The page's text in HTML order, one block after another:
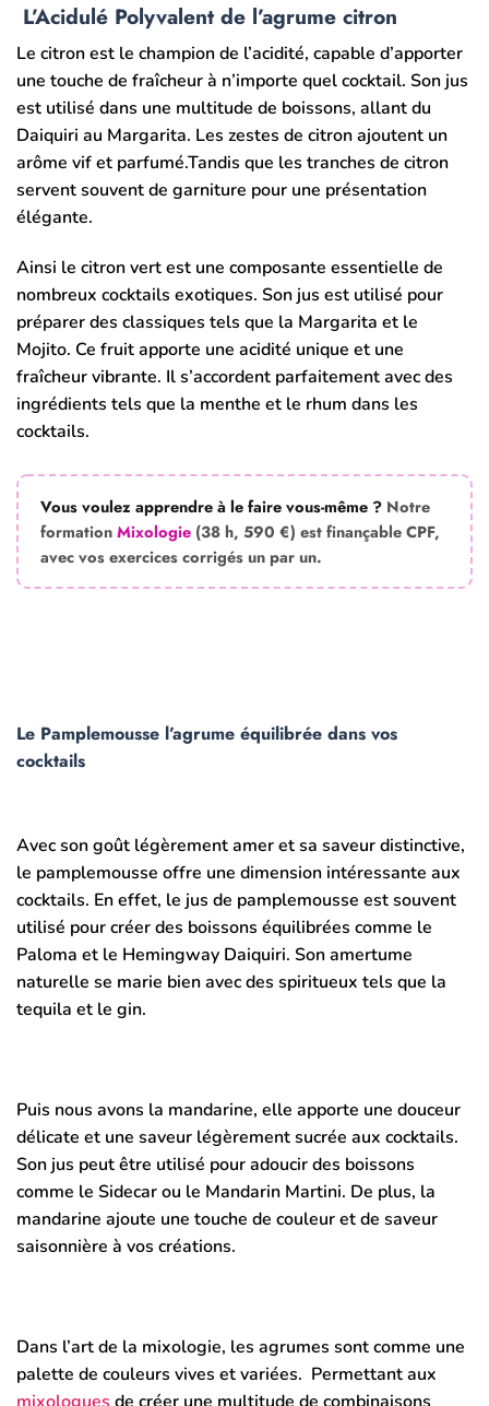
L’Acidulé Polyvalent de l’agrume citron
Le citron est le champion de l’acidité, capable d’apporter
une touche de fraîcheur à n’importe quel cocktail. Son jus
est utilisé dans une multitude de boissons, allant du
Daiquiri au Margarita. Les zestes de citron ajoutent un
arôme vif et parfumé.Tandis que les tranches de citron
servent souvent de garniture pour une présentation
élégante.
Ainsi le citron vert est une composante essentielle de
nombreux cocktails exotiques. Son jus est utilisé pour
préparer des classiques tels que la Margarita et le
Mojito. Ce fruit apporte une acidité unique et une
fraîcheur vibrante. Il s’accordent parfaitement avec des
ingrédients tels que la menthe et le rhum dans les
cocktails.
Vous voulez apprendre à le faire vous-même ? Notre
formationMixologie (38 h, 590 €) est finançable CPF,
avec vos exercices corrigés un par un.
Le Pamplemousse l’agrume équilibrée dans vos
cocktails
Avec son goût légèrement amer et sa saveur distinctive,
le pamplemousse offre une dimension intéressante aux
cocktails. En effet, le jus de pamplemousse est souvent
utilisé pour créer des boissons équilibrées comme le
Paloma et le Hemingway Daiquiri. Son amertume
naturelle se marie bien avec des spiritueux tels que la
tequila et le gin.
Puis nous avons la mandarine, elle apporte une douceur
délicate et une saveur légèrement sucrée aux cocktails.
Son jus peut être utilisé pour adoucir des boissons
comme le Sidecar ou le Mandarin Martini. De plus, la
mandarine ajoute une touche de couleur et de saveur
saisonnière à vos créations.
Dans l’art de la mixologie, les agrumes sont comme une
palette de couleurs vives et variées. Permettant aux
mixologues de créer une multitude de combinaisons